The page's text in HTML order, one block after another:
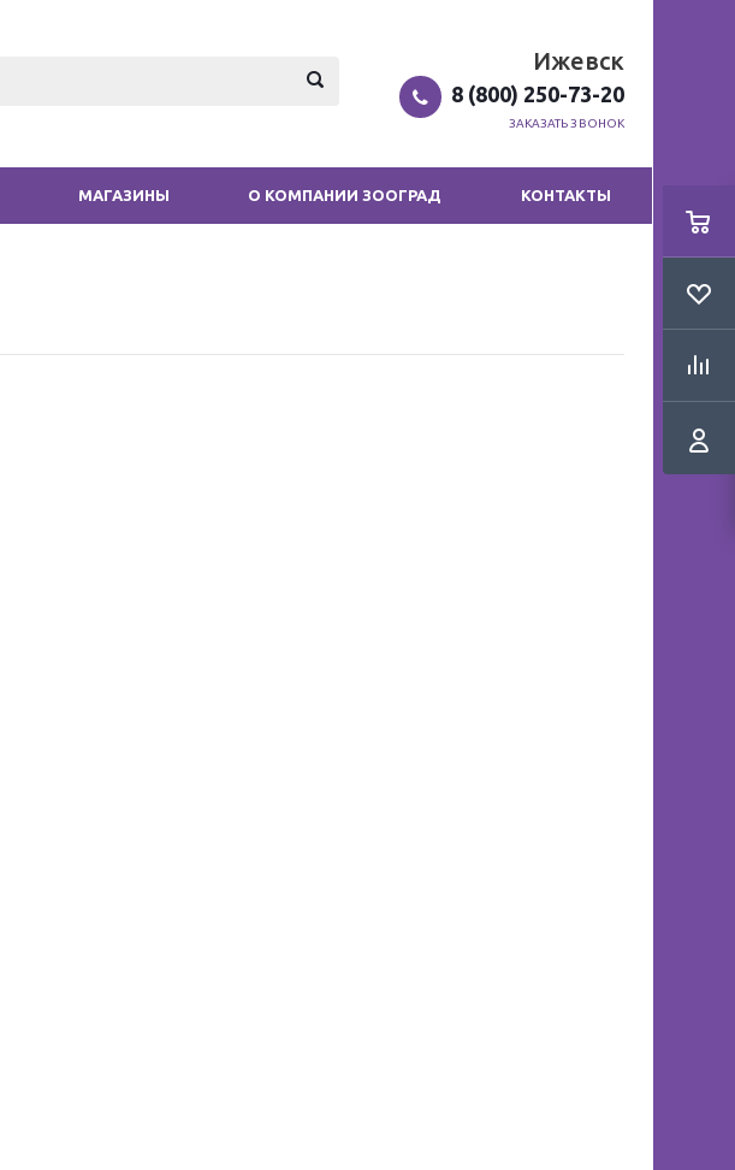
Ижевск
8 (800) 250-73-20
ЗАКАЗАТЬ ЗВОНОК
МАГАЗИНЫ О КОМПАНИИ ЗООГРАД КОНТАКТЫ